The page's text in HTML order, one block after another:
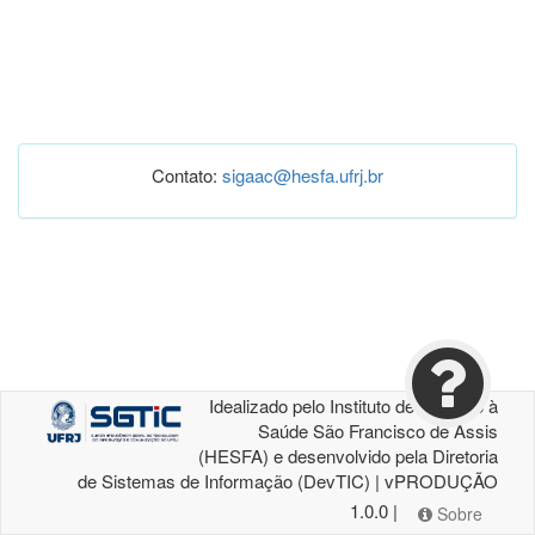
Contato: sigaac@hesfa.ufrj.br
Idealizado pelo Instituto de Atenção à
Saúde São Francisco de Assis
(HESFA) e desenvolvido pela Diretoria
de Sistemas de Informação (DevTIC) | vPRODUÇÃO
1.0.0 |
Sobre